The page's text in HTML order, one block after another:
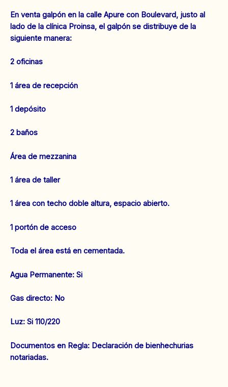
En venta galpón en la calle Apure con Boulevard, justo al
lado de la clínica Proinsa, el galpón se distribuye de la
siguiente manera:
2 oficinas
1 área de recepción
1 depósito
2 baños
Área de mezzanina
1 área de taller
1 área con techo doble altura, espacio abierto.
1 portón de acceso
Toda el área está en cementada.
‌Agua Permanente: Si
‌Gas directo: No
‌Luz: Si 110/220
‌‌Documentos en Regla: Declaración de bienhechurias
notariadas.